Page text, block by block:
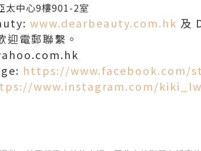
太中心9樓901-2室
www.dearbeauty.com.hk 及
迎電郵聯繫。
https://www.facebook.com/
www.instagram.com/